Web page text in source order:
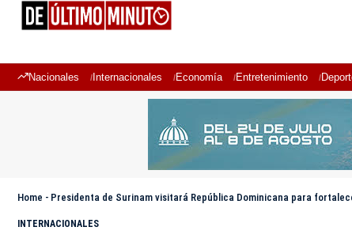
Nacionales Internacionales Economía Entretenimiento
Home - Presidenta de Surinam visitará República Dominicana para
INTERNACIONALES